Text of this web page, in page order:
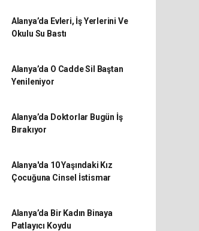
Alanya’da Evleri, İş Yerlerini Ve
Okulu Su Bastı
Alanya’da O Cadde Sil Baştan
Yenileniyor
Alanya’da Doktorlar Bugün İş
Bırakıyor
Alanya'da 10 Yaşındaki Kız
Çocuğuna Cinsel İstismar
Alanya’da Bir Kadın Binaya
Patlayıcı Koydu